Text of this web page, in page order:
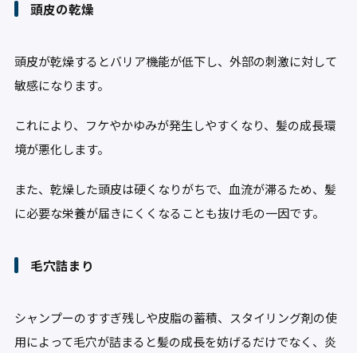
頭皮の乾燥
頭皮が乾燥するとバリア機能が低下し、外部の刺激に対して
敏感になります。
これにより、フケやかゆみが発生しやすくなり、髪の成長環
境が悪化します。
また、乾燥した頭皮は硬くなりがちで、血流が滞るため、髪
に必要な栄養が届きにくくなることも抜け毛の一因です。
毛穴詰まり
シャンプーのすすぎ残しや皮脂の蓄積、スタイリング剤の使
用によって毛穴が詰まると髪の成長を妨げるだけでなく、炎